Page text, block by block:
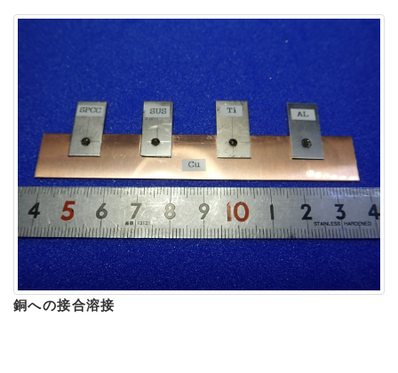
銅への接合溶接